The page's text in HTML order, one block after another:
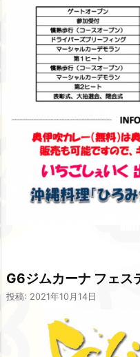
G6ジムカーナ フェ
投稿: 2021年10月14日